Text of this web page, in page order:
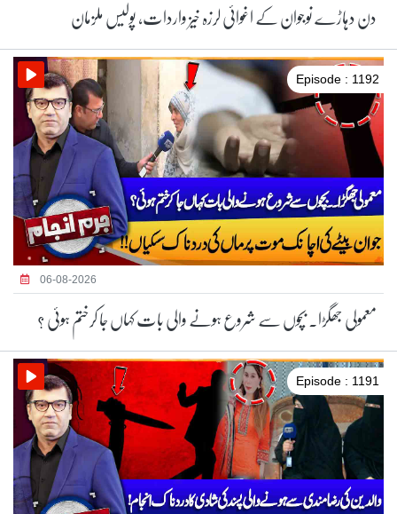
دن دہاڑے نوجوان کے اغوائی لرزہ خیز واردات، پولیس ملزمان
Episode : 1192
06-08-2026
معمولی جھگڑا۔ بچوں سے شروع ہونے والی بات کہاں جا کرختم ہوئی ؟
Episode : 1191